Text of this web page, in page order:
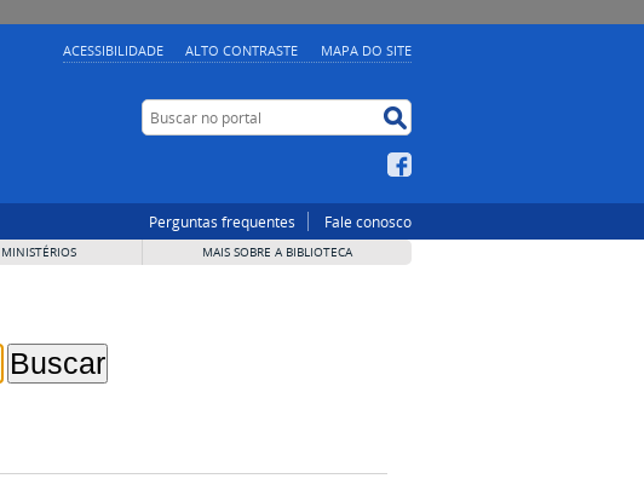
ACESSIBILIDADE ALTO CONTRASTE MAPA DO SITE
Buscar no portal
Perguntas frequentes Fale conosco
MAIS SOBRE A BIBLIOTECA